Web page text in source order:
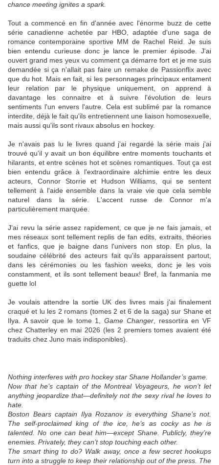
chance meeting ignites a spark.
Tout a commencé en fin d'année avec l'énorme buzz de cette
série canadienne achetée par HBO, adaptée d'une saga de
romance contemporaine sportive MM de Rachel Reid. Je suis
bien entendu curieuse donc je lance le premier épisode. J'ai
ouvert grand mes yeux vu comment ça démarre fort et je me suis
demandée si ça n'allait pas faire un remake de Passionflix avec
que du hot. Mais en fait, si les personnages principaux entament
leur relation par le physique uniquement, on apprend à
davantage les connaitre et à suivre l'évolution de leurs
sentiments l'un envers l'autre. Cela est sublimé par la romance
interdite, déjà le fait qu'ils entretiennent une liaison homosexuelle,
mais aussi qu'ils sont rivaux absolus en hockey.
Je n'avais pas lu le livres quand j'ai regardé la série mais j'ai
trouvé qu'il y avait un bon équilibre entre moments touchants et
hilarants, et entre scènes hot et scènes romantiques. Tout ça est
bien entendu grâce à l'extraordinaire alchimie entre les deux
acteurs, Connor Storrie et Hudson Williams, qui se sentent
tellement à l'aide ensemble dans la vraie vie que cela semble
naturel dans la série. L'accent russe de Connor m'a
particulièrement marquée.
J'ai revu la série assez rapidement, ce que je ne fais jamais, et
mes réseaux sont tellement replis de fan edits, extraits, théories
et fanfics, que je baigne dans l'univers non stop. En plus, la
soudaine célébrité des acteurs fait qu'ils apparaissent partout,
dans les cérémonies ou les fashion weeks, donc je les vois
constamment, et ils sont tellement beaux! Bref, la fanmania me
guette lol
Je voulais attendre la sortie UK des livres mais j'ai finalement
craqué et lu les 2 romans (tomes 2 et 6 de la saga) sur Shane et
Ilya. A savoir que le tome 1,Game Changer, ressortira en VF
chez Chatterley en mai 2026 (les 2 premiers tomes avaient été
traduits chez Juno mais indisponibles).
Nothing interferes with pro hockey star Shane Hollander’s game.
Now that he’s captain of the Montreal Voyageurs, he won’t let
anything jeopardize that—definitely not the sexy rival he loves to
hate.
Boston Bears captain Ilya Rozanov is everything Shane’s not.
The self-proclaimed king of the ice, he’s as cocky as he is
talented. No one can beat him—except Shane. Publicly, they’re
enemies. Privately, they can’t stop touching each other.
The smart thing to do? Walk away, once a few secret hookups
turn into a struggle to keep their relationship out of the press. The